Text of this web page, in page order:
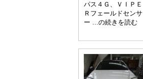
パス４Ｇ、ＶＩＰＥ
Ｒフェールドセンサ
ー ...の続きを読む